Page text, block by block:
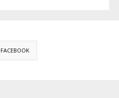
FACEBOOK